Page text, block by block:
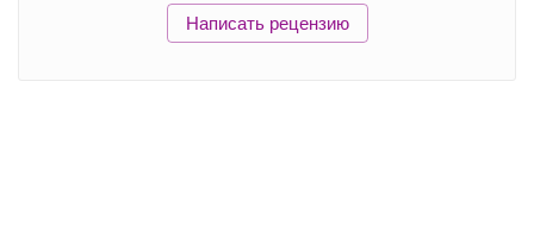
Написать рецензию